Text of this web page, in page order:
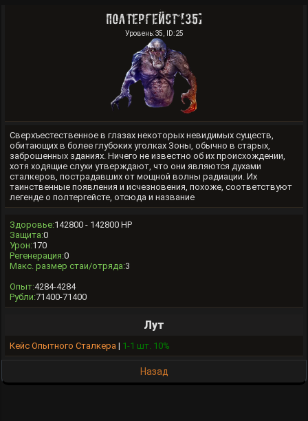
Полтергейст [35]
Уровень:35, ID:25
Сверхъестественное в глазах некоторых невидимых существ,
обитающих в более глубоких уголках Зоны, обычно в старых,
заброшенных зданиях. Ничего не известно об их происхождении,
хотя ходящие слухи утверждают, что они являются духами
сталкеров, пострадавших от мощной волны радиации. Их
таинственные появления и исчезновения, похоже, соответствуют
легенде о полтергейсте, отсюда и название
Здоровье:142800 - 142800 HP
Защита:0
Урон:170
Регенерация:0
Макс. размер стаи/отряда:3
Опыт:4284-4284
Рубли:71400-71400
Лут
Кейс Опытного Сталкера | 1-1 шт. 10%
Назад